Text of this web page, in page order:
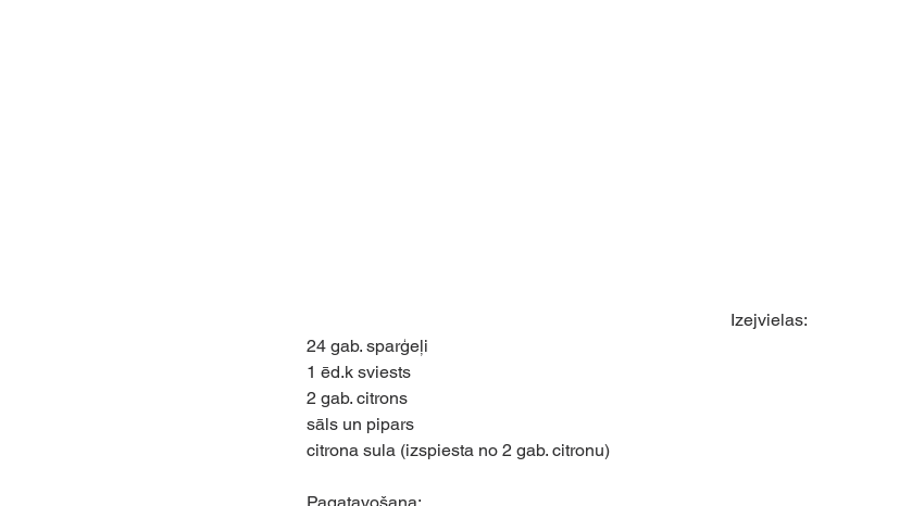
Izejvielas:
24 gab. sparģeļi
1 ēd.k sviests
2 gab. citrons
sāls un pipars
citrona sula (izspiesta no 2 gab. citronu)